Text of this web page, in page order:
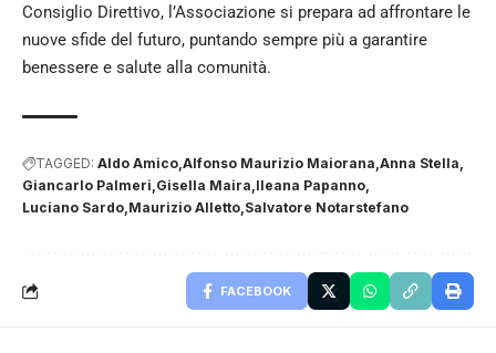
Consiglio Direttivo, l’Associazione si prepara ad affrontare le
nuove sfide del futuro, puntando sempre più a garantire
benessere e salute alla comunità.
TAGGED: Aldo Amico Alfonso Maurizio Maiorana Anna Stella
Giancarlo Palmeri Gisella Maira Ileana Papanno
Luciano Sardo Maurizio Alletto Salvatore Notarstefano
FACEBOOK